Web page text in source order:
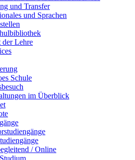
und Transfer
und Sprachen
der Lehre
Schule
im Überblick
/ Online